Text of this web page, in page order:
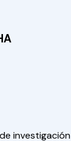
investigación